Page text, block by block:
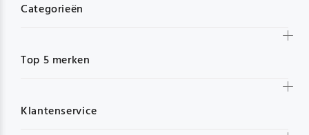
Categorieën
Top 5 merken
Klantenservice